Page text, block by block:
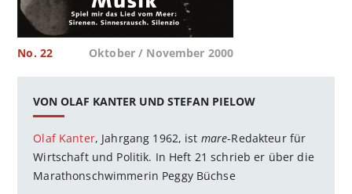
No. 22 Oktober / November 2000
VON OLAF KANTER UND STEFAN PIELOW
Olaf Kanter, Jahrgang 1962, ist mare-Redakteur für
Wirtschaft und Politik. In Heft 21 schrieb er über die
Marathonschwimmerin Peggy Büchse